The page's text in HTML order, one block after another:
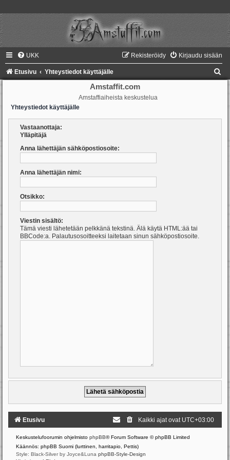
UKK Kirjaudu sisään
Rekisteröidy
Etusivu Yhteystiedot käyttäjälle
Amstaffit.com
Amstaffiaiheista keskustelua
Yhteystiedot käyttäjälle
Vastaanottaja:
Ylläpitäjä
Anna lähettäjän sähköpostiosoite:
Anna lähettäjän nimi:
Otsikko:
Viestin sisältö:
Tämä viesti lähetetään pelkkänä tekstinä. Älä käytä HTML:ää tai
BBCode:a. Palautusosoitteeksi laitetaan sinun sähköpostiosoite.
Etusivu Kaikki ajat ovat UTC+03:00
Keskustelufoorumin ohjelmisto phpBB® Forum Software © phpBB Limited
Käännös: phpBB Suomi (lurttinen, harritapio, Pettis)
Style: Black-Silver by Joyce&Luna phpBB-Style-Design